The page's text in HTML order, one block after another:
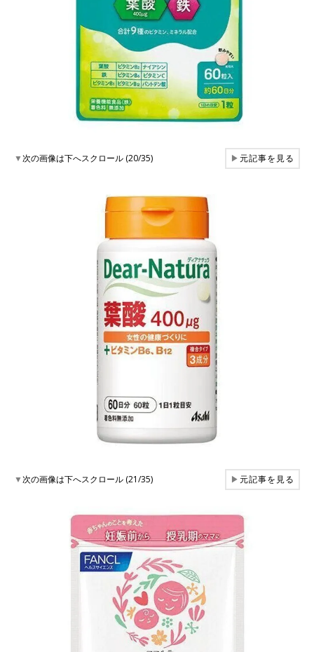
▼次の画像は下へスクロール (20/35) ▶元記事を見る
▼次の画像は下へスクロール (21/35) ▶元記事を見る